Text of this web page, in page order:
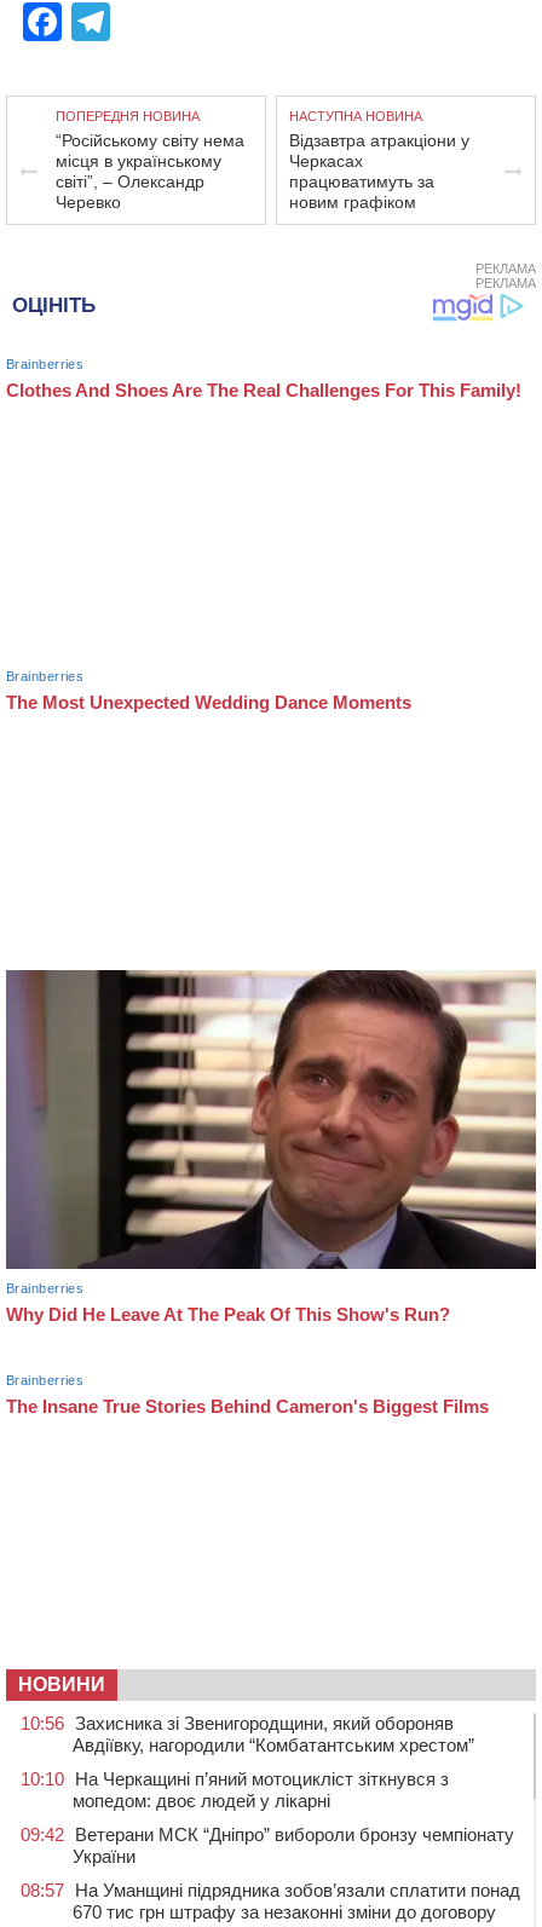
Facebook
ПОПЕРЕДНЯ НОВИНА
“Російському світу нема
місця в українському
світі”, – Олександр
Черевко
НАСТУПНА НОВИНА
Відзавтра атракціони у
Черкасах
працюватимуть за
новим графіком
РЕКЛАМА
РЕКЛАМА
НОВИНИ
10:56 Захисника зі Звенигородщини, який обороняв
Авдіївку, нагородили “Комбатантським хрестом”
10:10 На Черкащині п’яний мотоцикліст зіткнувся з
мопедом: двоє людей у лікарні
09:42 Ветерани МСК “Дніпро” вибороли бронзу чемпіонату
України
08:57 На Уманщині підрядника зобов’язали сплатити понад
670 тис грн штрафу за незаконні зміни до договору